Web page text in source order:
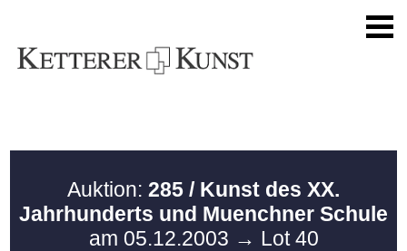
Auktion: 285 / Kunst des XX.
Jahrhunderts und Muenchner Schule
am 05.12.2003 → Lot 40